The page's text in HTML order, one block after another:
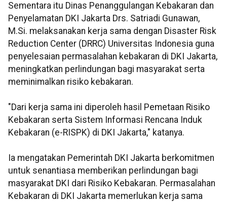
Sementara itu Dinas Penanggulangan Kebakaran dan
Penyelamatan DKI Jakarta Drs. Satriadi Gunawan,
M.Si. melaksanakan kerja sama dengan Disaster Risk
Reduction Center (DRRC) Universitas Indonesia guna
penyelesaian permasalahan kebakaran di DKI Jakarta,
meningkatkan perlindungan bagi masyarakat serta
meminimalkan risiko kebakaran.
"Dari kerja sama ini diperoleh hasil Pemetaan Risiko
Kebakaran serta Sistem Informasi Rencana Induk
Kebakaran (e-RISPK) di DKI Jakarta," katanya.
Ia mengatakan Pemerintah DKI Jakarta berkomitmen
untuk senantiasa memberikan perlindungan bagi
masyarakat DKI dari Risiko Kebakaran. Permasalahan
Kebakaran di DKI Jakarta memerlukan kerja sama